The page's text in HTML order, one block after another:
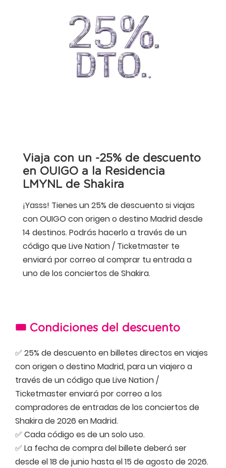
Viaja con un -25% de descuento
en OUIGO a la Residencia
LMYNL de Shakira
¡Yasss! Tienes un 25% de descuento si viajas
con OUIGO con origen o destino Madrid desde
14 destinos. Podrás hacerlo a través de un
código que Live Nation / Ticketmaster te
enviará por correo al comprar tu entrada a
uno de los conciertos de Shakira.
🎟️ Condiciones del descuento
✅ 25% de descuento en billetes directos en viajes
con origen o destino Madrid, para un viajero a
través de un código que Live Nation /
Ticketmaster enviará por correo a los
compradores de entradas de los conciertos de
Shakira de 2026 en Madrid.
✅ Cada código es de un solo uso.
✅ La fecha de compra del billete deberá ser
desde el 18 de junio hasta el 15 de agosto de 2026.